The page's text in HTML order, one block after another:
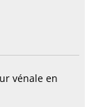
vénale en